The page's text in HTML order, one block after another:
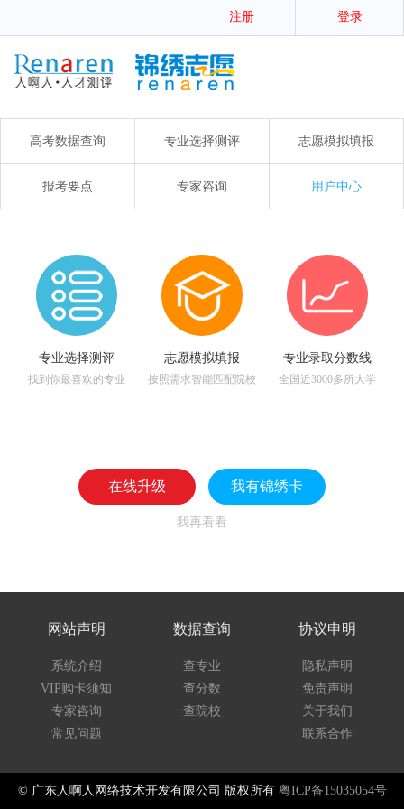
注册 登录
高考数据查询 专业选择测评 志愿模拟填报
报考要点 专家咨询 用户中心
专业选择测评
找到你最喜欢的专业
志愿模拟填报
按照需求智能匹配院校
专业录取分数线
全国近3000多所大学
在线升级 我有锦绣卡
我再看看
网站声明
系统介绍
VIP购卡须知
专家咨询
常见问题
数据查询
查专业
查分数
查院校
协议申明
隐私声明
免责声明
关于我们
联系合作
© 广东人啊人网络技术开发有限公司 版权所有 粤ICP备15035054号